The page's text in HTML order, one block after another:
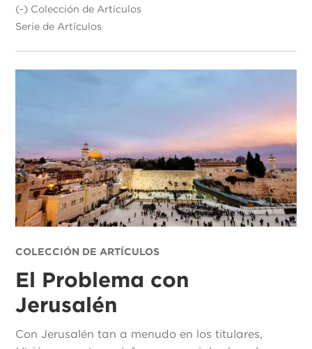
(-) Colección de Artículos
Serie de Artículos
COLECCIÓN DE ARTÍCULOS
El Problema con
Jerusalén
Con Jerusalén tan a menudo en los titulares,